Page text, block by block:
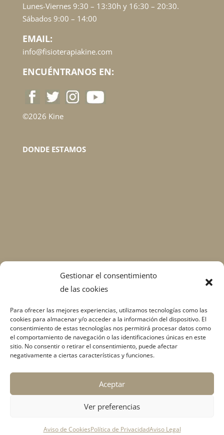
Gestionar el consentimiento
de las cookies
Para ofrecer las mejores experiencias, utilizamos tecnologías como las
cookies para almacenar y/o acceder a la información del dispositivo. El
consentimiento de estas tecnologías nos permitirá procesar datos como
el comportamiento de navegación o las identificaciones únicas en este
sitio. No consentir o retirar el consentimiento, puede afectar
negativamente a ciertas características y funciones.
Aceptar
Ver preferencias
Aviso de CookiesPolítica de PrivacidadAviso Legal
Lunes-Viernes 9:30 – 13:30h y 16:30 – 20:30.
Sábados 9:00 – 14:00
EMAIL:
info@fisioterapiakine.com
ENCUÉNTRANOS EN:
©2026 Kine
DONDE ESTAMOS